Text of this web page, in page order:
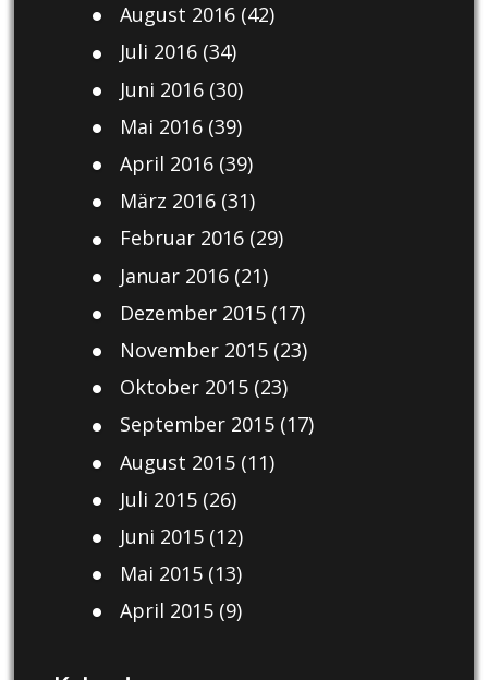
August 2016(42)
Juli 2016(34)
Juni 2016(30)
Mai 2016(39)
April 2016(39)
März 2016(31)
Februar 2016(29)
Januar 2016(21)
Dezember 2015(17)
November 2015(23)
Oktober 2015(23)
September 2015(17)
August 2015(11)
Juli 2015(26)
Juni 2015(12)
Mai 2015(13)
April 2015(9)